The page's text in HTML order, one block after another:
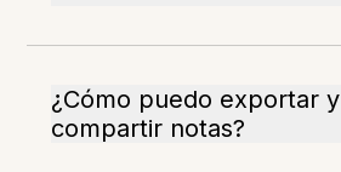
¿Cómo puedo exportar y
compartir notas?